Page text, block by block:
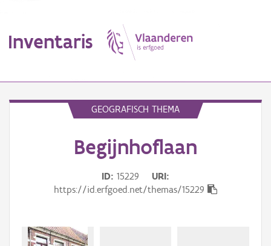
Inventaris
Thema
GEOGRAFISCH THEMA
Begijnhoflaan
ID 15229
URI
https://id.erfgoed.net/themas/15229